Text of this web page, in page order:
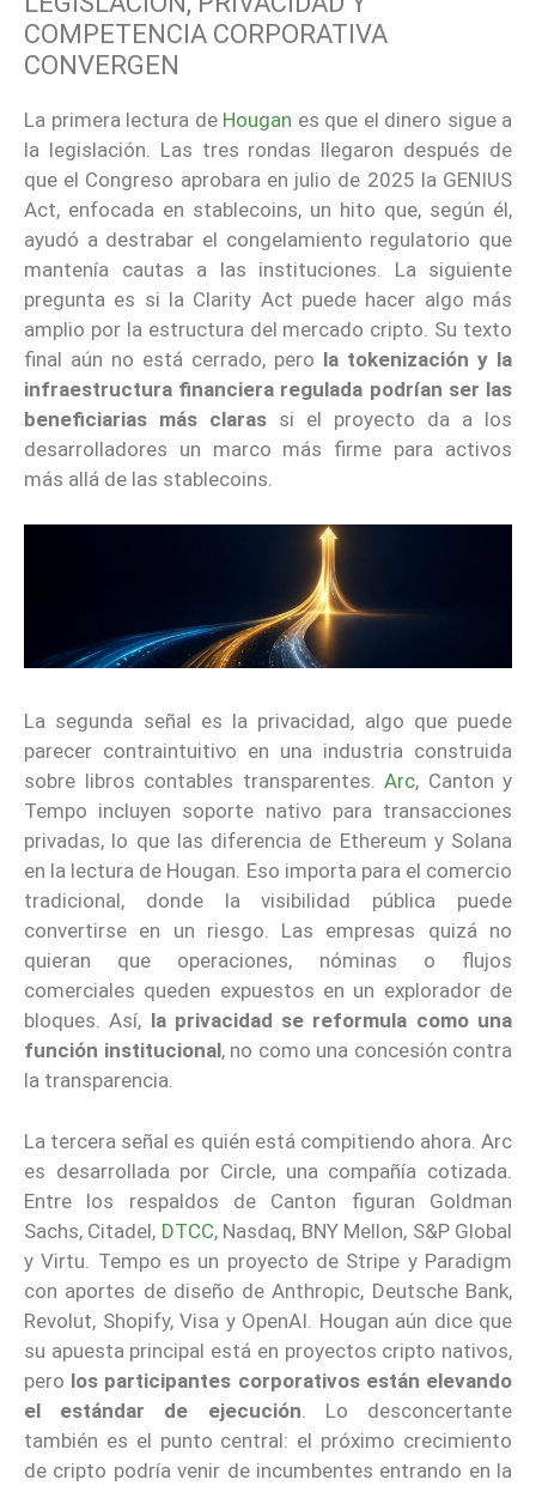
COMPETENCIA CORPORATIVA
CONVERGEN
La primera lectura de Hougan es que el dinero sigue a
la legislación. Las tres rondas llegaron después de
que el Congreso aprobara en julio de 2025 la GENIUS
Act, enfocada en stablecoins, un hito que, según él,
ayudó a destrabar el congelamiento regulatorio que
mantenía cautas a las instituciones. La siguiente
pregunta es si la Clarity Act puede hacer algo más
amplio por la estructura del mercado cripto. Su texto
final aún no está cerrado, pero la tokenización y la
infraestructura financiera regulada podrían ser las
beneficiarias más claras si el proyecto da a los
desarrolladores un marco más firme para activos
más allá de las stablecoins.
La segunda señal es la privacidad, algo que puede
parecer contraintuitivo en una industria construida
sobre libros contables transparentes. Arc, Canton y
Tempo incluyen soporte nativo para transacciones
privadas, lo que las diferencia de Ethereum y Solana
en la lectura de Hougan. Eso importa para el comercio
tradicional, donde la visibilidad pública puede
convertirse en un riesgo. Las empresas quizá no
quieran que operaciones, nóminas o flujos
comerciales queden expuestos en un explorador de
bloques. Así, la privacidad se reformula como una
función institucional, no como una concesión contra
la transparencia.
La tercera señal es quién está compitiendo ahora. Arc
es desarrollada por Circle, una compañía cotizada.
Entre los respaldos de Canton figuran Goldman
Sachs, Citadel, DTCC, Nasdaq, BNY Mellon, S&P Global
y Virtu. Tempo es un proyecto de Stripe y Paradigm
con aportes de diseño de Anthropic, Deutsche Bank,
Revolut, Shopify, Visa y OpenAI. Hougan aún dice que
su apuesta principal está en proyectos cripto nativos,
pero los participantes corporativos están elevando
el estándar de ejecución . Lo desconcertante
también es el punto central: el próximo crecimiento
de cripto podría venir de incumbentes entrando en la